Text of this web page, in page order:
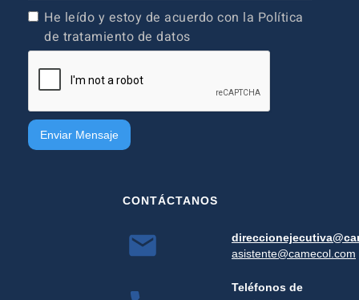
He leído y estoy de acuerdo con la Política
de tratamiento de datos
CONTÁCTANOS
asistente@camecol.com
Teléfonos de